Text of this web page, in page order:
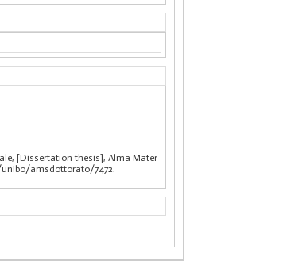
[Dissertation thesis], Alma Mater
amsdottorato/7472.